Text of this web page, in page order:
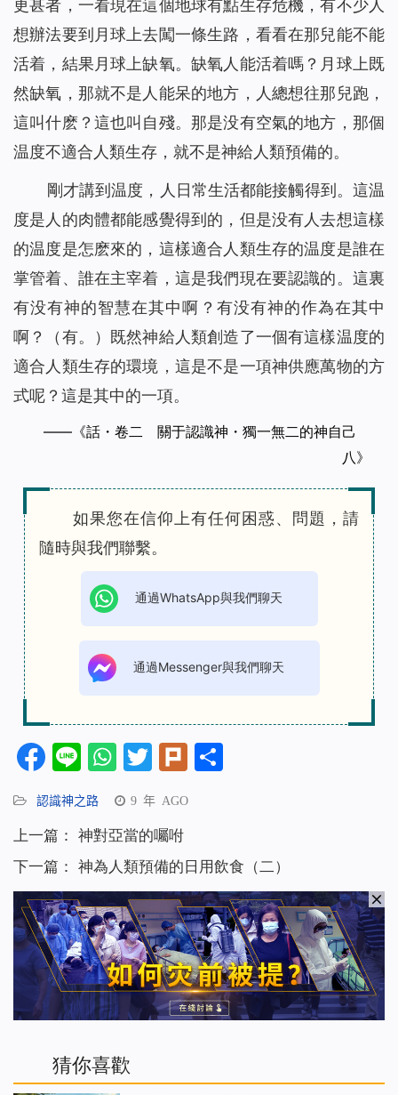
更甚者，一看現在這個地球有點生存危機，有不少人
想辦法要到月球上去闖一條生路，看看在那兒能不能
活着，結果月球上缺氧。缺氧人能活着嗎？月球上既
然缺氧，那就不是人能呆的地方，人總想往那兒跑，
這叫什麽？這也叫自殘。那是没有空氣的地方，那個
温度不適合人類生存，就不是神給人類預備的。
剛才講到温度，人日常生活都能接觸得到。這温
度是人的肉體都能感覺得到的，但是没有人去想這樣
的温度是怎麽來的，這樣適合人類生存的温度是誰在
掌管着、誰在主宰着，這是我們現在要認識的。這裏
有没有神的智慧在其中啊？有没有神的作為在其中
啊？（有。）既然神給人類創造了一個有這樣温度的
適合人類生存的環境，這是不是一項神供應萬物的方
式呢？這是其中的一項。
——《話・卷二 關于認識神・獨一無二的神自己
八》
如果您在信仰上有任何困惑、問題，請
隨時與我們聯繫。
通過WhatsApp與我們聊天
通過Messenger與我們聊天
Facebook
LineWhatsApp
Twitter
Plurk
認識神之路 9 年 AGO
上一篇： 神對亞當的囑咐
下一篇： 神為人類預備的日用飲食（二）
猜你喜歡